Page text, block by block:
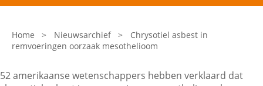
Laatste nieuws
Onze organisatie
Home > Nieuwsarchief >
Chrysotiel asbest in
remvoeringen oorzaak mesothelioom
52 amerikaanse wetenschappers hebben verklaard dat